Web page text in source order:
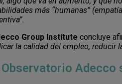
más “humanas”
Group Institute concluye
la calidad del empleo, reducir